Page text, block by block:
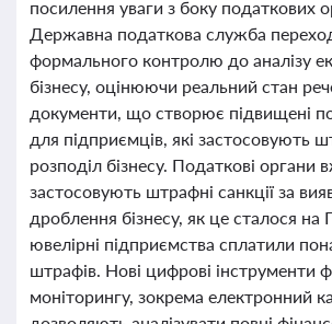
посилення уваги з боку податкових
Державна податкова служба
формального контролю до аналізу
бізнесу, оцінюючи реальний стан
документи, що створює підвищені
для підприємців, які застосовують
розподіл бізнесу. Податкові органи
застосовують штрафні санкції за
дроблення бізнесу, як це сталося на
ювелірні підприємства сплатили
штрафів. Нові цифрові інструменти
моніторингу, зокрема електронний